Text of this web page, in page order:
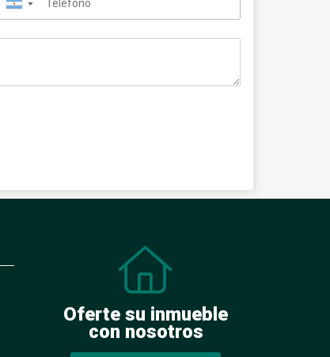
▼
Oferte su inmueble
con nosotros